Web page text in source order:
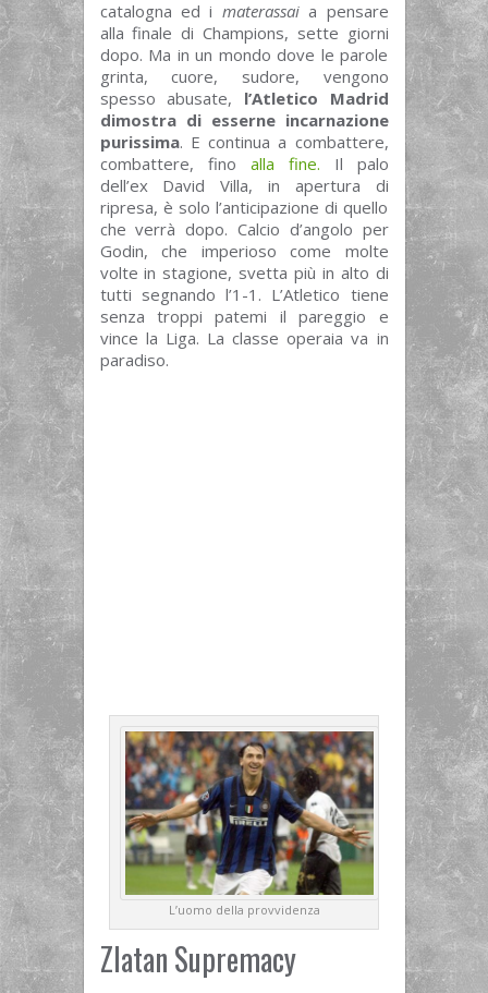
catalogna ed i materassaia pensare
alla finale di Champions, sette giorni
dopo. Ma in un mondo dove le parole
grinta, cuore, sudore, vengono
spesso abusate, l’Atletico Madrid
dimostra di esserne incarnazione
purissima. E continua a combattere,
combattere, fino alla fine. Il palo
dell’ex David Villa, in apertura di
ripresa, è solo l’anticipazione di quello
che verrà dopo. Calcio d’angolo per
Godin, che imperioso come molte
volte in stagione, svetta più in alto di
tutti segnando l’1-1. L’Atletico tiene
senza troppi patemi il pareggio e
vince la Liga. La classe operaia va in
paradiso.
L’uomo della provvidenza
Zlatan Supremacy